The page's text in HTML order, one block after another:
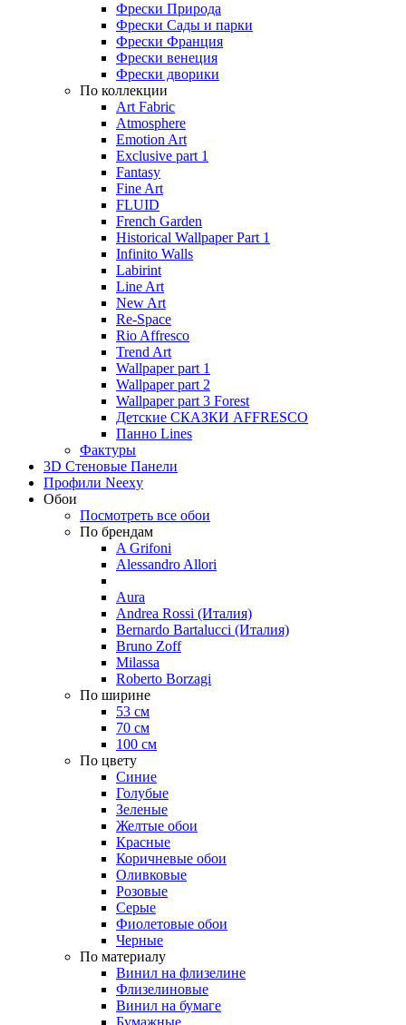
Фрески Природа
Фрески Сады и парки
Фрески Франция
Фрески венеция
Фрески дворики
По коллекции
Art Fabric
Atmosphere
Emotion Art
Exclusive part 1
Fantasy
Fine Art
FLUID
French Garden
Historical Wallpaper Part 1
Infinito Walls
Labirint
Line Art
New Art
Re-Space
Rio Affresco
Trend Art
Wallpaper part 1
Wallpaper part 2
Wallpaper part 3 Forest
Детские СКАЗКИ AFFRESCO
Панно Lines
Фактуры
3D Стеновые Панели
Профили Neexy
Обои
Посмотреть все обои
По брендам
A Grifoni
Alessandro Allori
Aura
Andrea Rossi (Италия)
Bernardo Bartalucci (Италия)
Bruno Zoff
Milassa
Roberto Borzagi
По ширине
53 см
70 см
100 см
По цвету
Синие
Голубые
Зеленые
Желтые обои
Красные
Коричневые обои
Оливковые
Розовые
Серые
Фиолетовые обои
Черные
По материалу
Винил на флизелине
Флизелиновые
Винил на бумаге
Бумажные